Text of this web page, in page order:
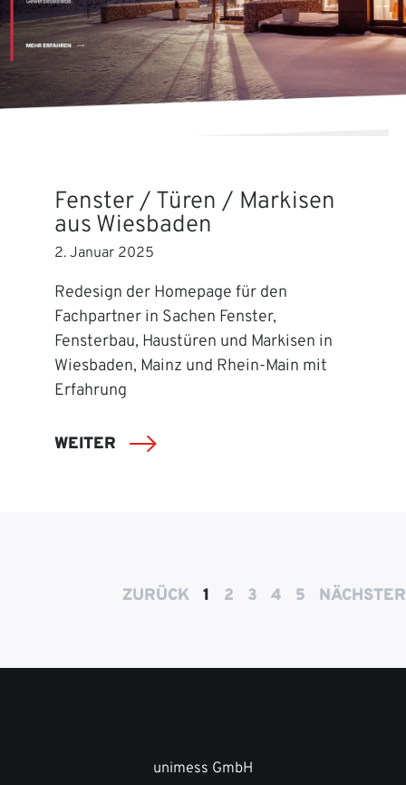
Fenster / Türen / Markisen
aus Wiesbaden
2. Januar 2025
Redesign der Homepage für den
Fachpartner in Sachen Fenster,
Fensterbau, Haustüren und Markisen in
Wiesbaden, Mainz und Rhein-Main mit
Erfahrung
WEITER
ZURÜCK 1 2 3 4 5 NÄCHSTER
unimess GmbH